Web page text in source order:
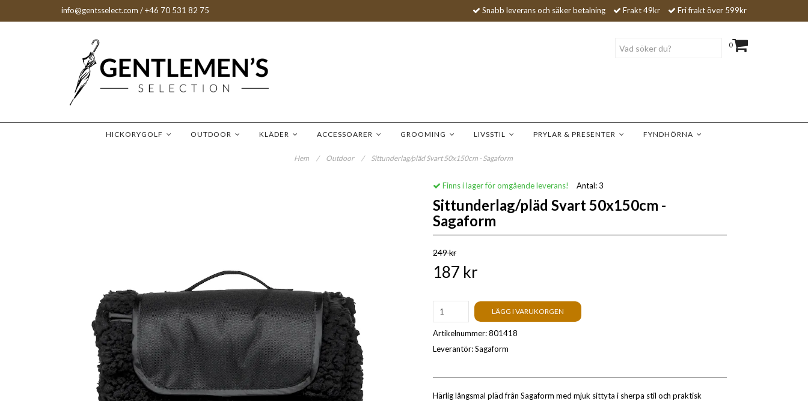
info@gentsselect.com / +46 70 531 82 75 Snabb leverans och säker betalning Frakt 49kr Fri frakt över 599kr
0
HICKORYGOLF OUTDOOR KLÄDER ACCESSOARER GROOMING LIVSSTIL PRYLAR & PRESENTER FYNDHÖRNA
Hem / Outdoor / Sittunderlag/pläd Svart 50x150cm - Sagaform
Finns i lager för omgående leverans! Antal:3
Sittunderlag/pläd Svart 50x150cm -
Sagaform
249 kr
187 kr
LÄGG I VARUKORGEN
Artikelnummer:801418
Leverantör:Sagaform
Härlig långsmal pläd från Sagaform med mjuk sittyta i sherpa stil och praktisk